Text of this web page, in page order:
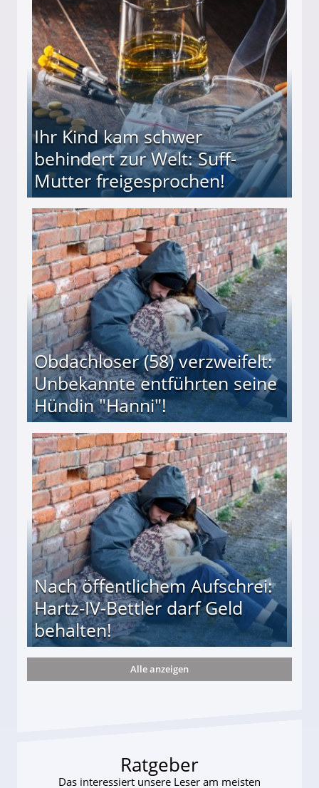
(34) in den finanziellen Ruin!
Ihr Kind kam schwer
behindert zur Welt: Suff-
Mutter freigesprochen!
Mutter freigesprochen!
Obdachloser (58) verzweifelt:
Unbekannte entführten seine
Hündin "Hanni"!
entführten seine Hündin "Hanni"!
Nach öffentlichem Aufschrei:
Hartz-IV-Bettler darf Geld
behalten!
darf Geld behalten!
Alle anzeigen
Ratgeber
Das interessiert unsere Leser am meisten